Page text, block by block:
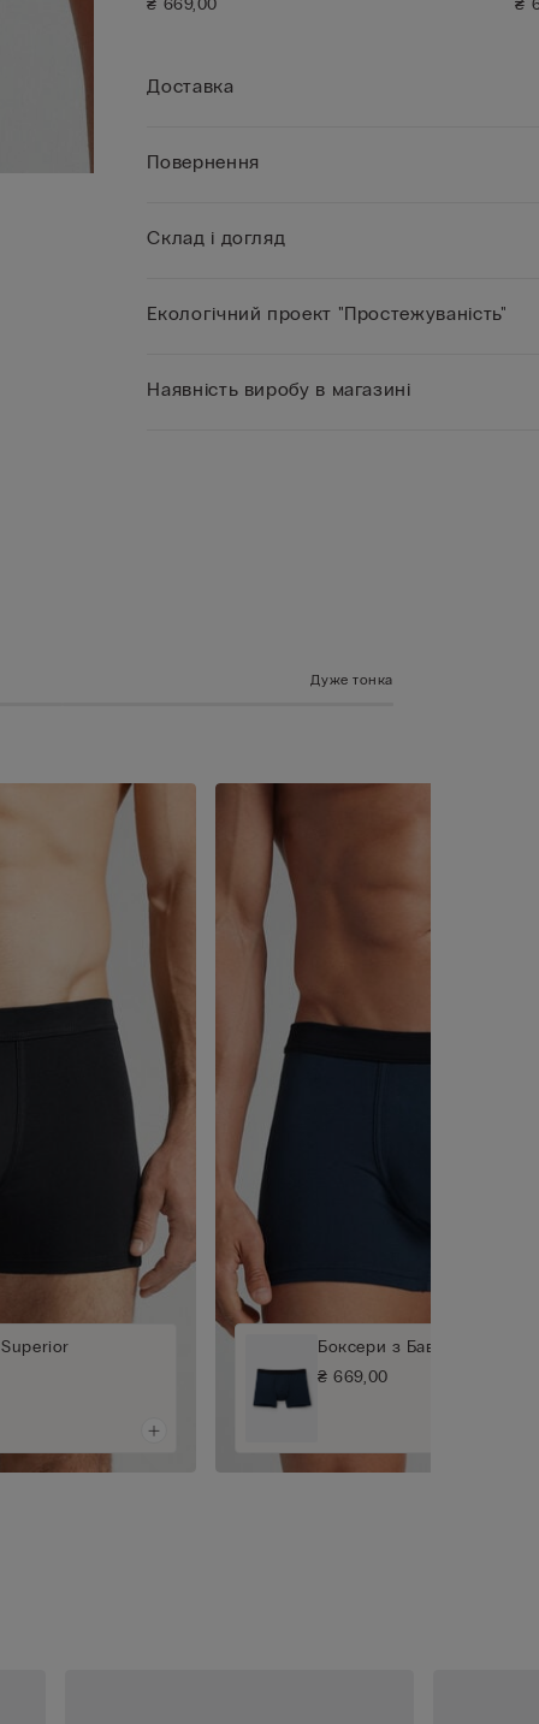
₴ 669,00
₴
Доставка
Повернення
Склад і догляд
Екологічний проект "Простежуваність"
Наявність виробу в магазині
Дуже тонка
Боксери з Бавовни
₴ 669,00